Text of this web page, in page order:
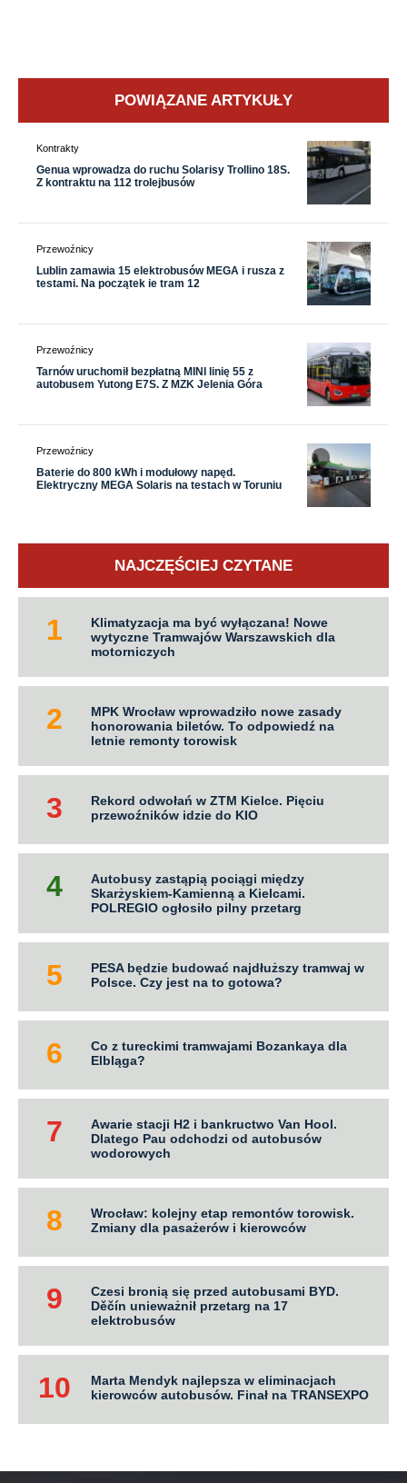
POWIĄZANE ARTYKUŁY
Kontrakty
Genua wprowadza do ruchu Solarisy Trollino 18S.
Z kontraktu na 112 trolejbusów
Przewoźnicy
Lublin zamawia 15 elektrobusów MEGA i rusza z
testami. Na początek ie tram 12
Przewoźnicy
Tarnów uruchomił bezpłatną MINI linię 55 z
autobusem Yutong E7S. Z MZK Jelenia Góra
Przewoźnicy
Baterie do 800 kWh i modułowy napęd.
Elektryczny MEGA Solaris na testach w Toruniu
NAJCZĘŚCIEJ CZYTANE
Klimatyzacja ma być wyłączana! Nowe
wytyczne Tramwajów Warszawskich dla
motorniczych
MPK Wrocław wprowadziło nowe zasady
honorowania biletów. To odpowiedź na
letnie remonty torowisk
Rekord odwołań w ZTM Kielce. Pięciu
przewoźników idzie do KIO
Autobusy zastąpią pociągi między
Skarżyskiem-Kamienną a Kielcami.
POLREGIO ogłosiło pilny przetarg
PESA będzie budować najdłuższy tramwaj w
Polsce. Czy jest na to gotowa?
Co z tureckimi tramwajami Bozankaya dla
Elbląga?
Awarie stacji H2 i bankructwo Van Hool.
Dlatego Pau odchodzi od autobusów
wodorowych
Wrocław: kolejny etap remontów torowisk.
Zmiany dla pasażerów i kierowców
Czesi bronią się przed autobusami BYD.
Děčín unieważnił przetarg na 17
elektrobusów
Marta Mendyk najlepsza w eliminacjach
kierowców autobusów. Finał na TRANSEXPO